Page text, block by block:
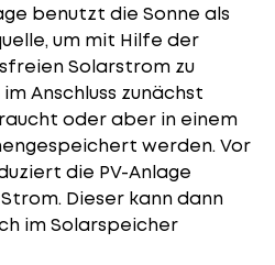
benutzt die Sonne als
um mit Hilfe der
Solarstrom zu
Anschluss zunächst
oder aber in einem
werden. Vor
die PV-Anlage
Dieser kann dann
im Solarspeicher